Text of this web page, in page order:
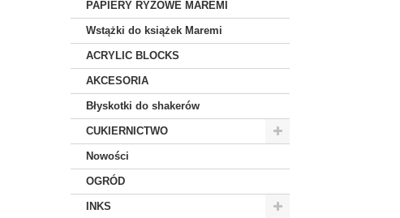
PAPIERY RYŻOWE MAREMI
Wstążki do książek Maremi
ACRYLIC BLOCKS
AKCESORIA
Błyskotki do shakerów
CUKIERNICTWO
Nowości
OGRÓD
INKS